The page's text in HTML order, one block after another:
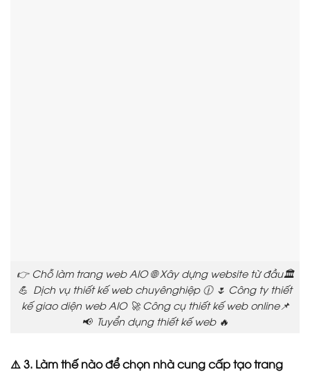
👉 Chỗ làm trang web AIO 🌐 Xây dựng website từ đầu🏛️
💪 Dịch vụ thiết kế web chuyênghiệp 🕧 🌷 Công ty thiết
kế giao diện web AIO 🚀 Công cụ thiết kế web online📌
📢 Tuyển dụng thiết kế web 🔥
⚠️ 3. Làm thế nào để chọn nhà cung cấp tạo trang